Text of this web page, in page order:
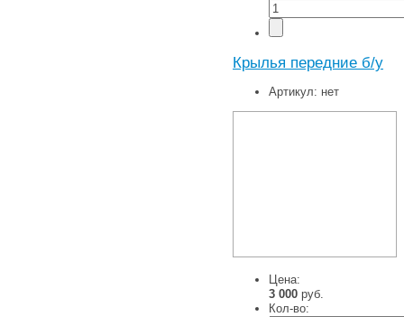
Крылья передние б/у
Артикул: нет
Цена:
3 000 руб.
Кол-во: